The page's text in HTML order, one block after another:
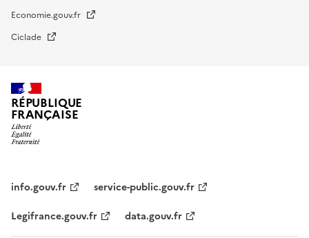
Economie.gouv.fr
Ciclade
RÉPUBLIQUE
FRANÇAISE
institutionnel
info.gouv.fr
service-public.gouv.fr
Legifrance.gouv.fr
data.gouv.fr